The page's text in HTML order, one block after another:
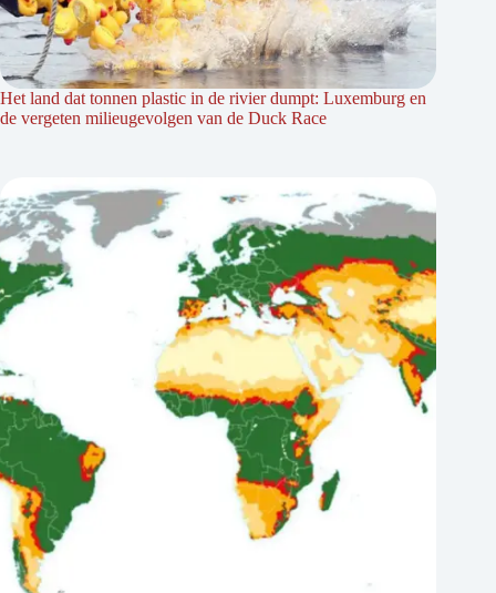
Het land dat tonnen plastic in de rivier dumpt: Luxemburg en
de vergeten milieugevolgen van de Duck Race